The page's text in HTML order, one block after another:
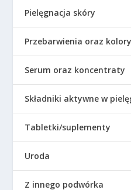
Pielęgnacja skóry
Przebarwienia oraz
Serum oraz koncentraty
Składniki aktywne w
Tabletki/suplementy
Uroda
Z innego podwórka